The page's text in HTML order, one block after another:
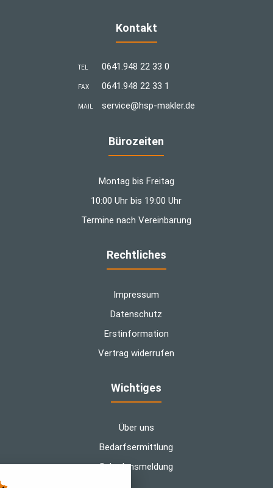
Kontakt
TEL 0641.948 22 33 0
FAX 0641.948 22 33 1
MAIL ­service@hsp-makler.de
Bürozeiten
Montag bis Freitag
10:00 Uhr bis 19:00 Uhr
Termine nach Vereinbarung
Rechtliches
Impressum
Datenschutz
Erstinformation
Vertrag widerrufen
Wichtiges
Über uns
Bedarfsermittlung
Schadensmeldung